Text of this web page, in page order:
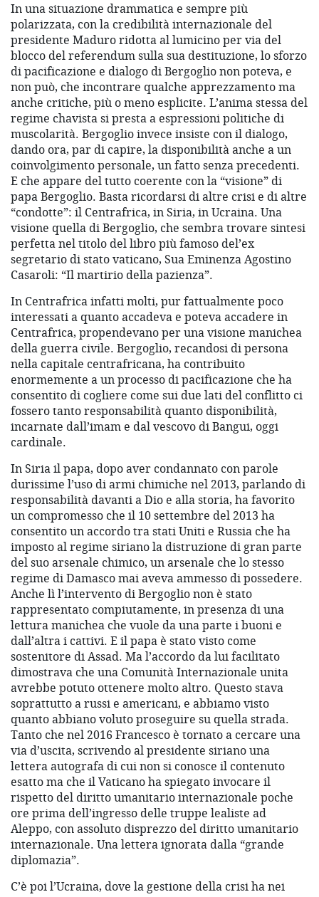
In una situazione drammatica e sempre più
polarizzata, con la credibilità internazionale del
presidente Maduro ridotta al lumicino per via del
blocco del referendum sulla sua destituzione, lo sforzo
di pacificazione e dialogo di Bergoglio non poteva, e
non può, che incontrare qualche apprezzamento ma
anche critiche, più o meno esplicite. L’anima stessa del
regime chavista si presta a espressioni politiche di
muscolarità. Bergoglio invece insiste con il dialogo,
dando ora, par di capire, la disponibilità anche a un
coinvolgimento personale, un fatto senza precedenti.
E che appare del tutto coerente con la “visione” di
papa Bergoglio. Basta ricordarsi di altre crisi e di altre
“condotte”: il Centrafrica, in Siria, in Ucraina. Una
visione quella di Bergoglio, che sembra trovare sintesi
perfetta nel titolo del libro più famoso del’ex
segretario di stato vaticano, Sua Eminenza Agostino
Casaroli: “Il martirio della pazienza”.
In Centrafrica infatti molti, pur fattualmente poco
interessati a quanto accadeva e poteva accadere in
Centrafrica, propendevano per una visione manichea
della guerra civile. Bergoglio, recandosi di persona
nella capitale centrafricana, ha contribuito
enormemente a un processo di pacificazione che ha
consentito di cogliere come sui due lati del conflitto ci
fossero tanto responsabilità quanto disponibilità,
incarnate dall’imam e dal vescovo di Bangui, oggi
cardinale.
In Siria il papa, dopo aver condannato con parole
durissime l’uso di armi chimiche nel 2013, parlando di
responsabilità davanti a Dio e alla storia, ha favorito
un compromesso che il 10 settembre del 2013 ha
consentito un accordo tra stati Uniti e Russia che ha
imposto al regime siriano la distruzione di gran parte
del suo arsenale chimico, un arsenale che lo stesso
regime di Damasco mai aveva ammesso di possedere.
Anche lì l’intervento di Bergoglio non è stato
rappresentato compiutamente, in presenza di una
lettura manichea che vuole da una parte i buoni e
dall’altra i cattivi. E il papa è stato visto come
sostenitore di Assad. Ma l’accordo da lui facilitato
dimostrava che una Comunità Internazionale unita
avrebbe potuto ottenere molto altro. Questo stava
soprattutto a russi e americani, e abbiamo visto
quanto abbiano voluto proseguire su quella strada.
Tanto che nel 2016 Francesco è tornato a cercare una
via d’uscita, scrivendo al presidente siriano una
lettera autografa di cui non si conosce il contenuto
esatto ma che il Vaticano ha spiegato invocare il
rispetto del diritto umanitario internazionale poche
ore prima dell’ingresso delle truppe lealiste ad
Aleppo, con assoluto disprezzo del diritto umanitario
internazionale. Una lettera ignorata dalla “grande
diplomazia”.
C’è poi l’Ucraina, dove la gestione della crisi ha nei